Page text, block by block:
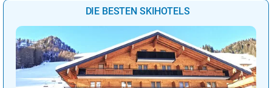
DIE BESTEN SKIHOTELS